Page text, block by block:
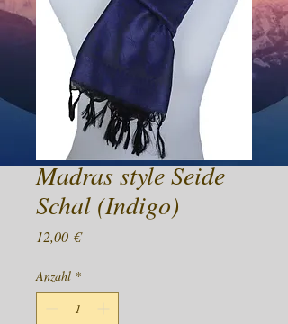
Madras style Seide
Schal (Indigo)
12,00 €Preis
Anzahl *